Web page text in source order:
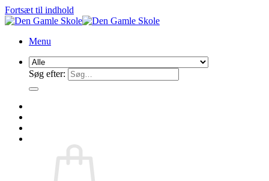
Fortsæt til indhold
Menu
Søg efter: